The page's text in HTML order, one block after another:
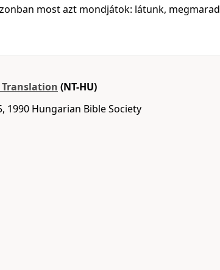
most azt mondjátok: látunk, megmarad
(NT-HU)
1990 Hungarian Bible Society